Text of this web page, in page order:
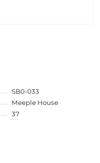
SB0-033
Meeple House
37